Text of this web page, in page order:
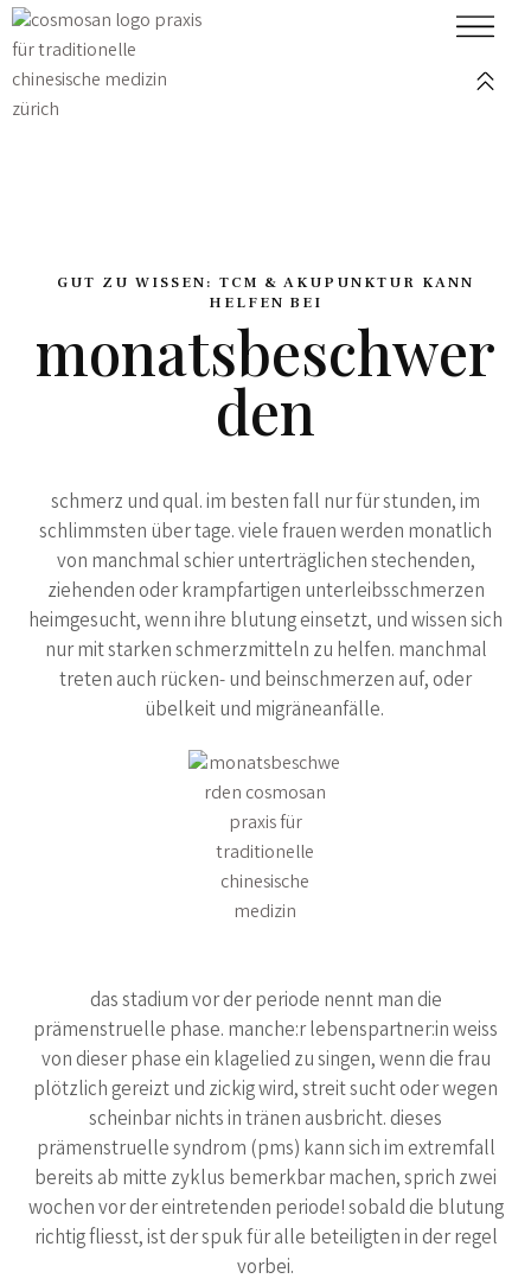
GUT ZU WISSEN: TCM & AKUPUNKTUR KANN
HELFEN BEI
monatsbeschwer
den
schmerz und qual. im besten fall nur für stunden, im
schlimmsten über tage. viele frauen werden monatlich
von manchmal schier unterträglichen stechenden,
ziehenden oder krampfartigen unterleibsschmerzen
heimgesucht, wenn ihre blutung einsetzt, und wissen sich
nur mit starken schmerzmitteln zu helfen. manchmal
treten auch rücken- und beinschmerzen auf, oder
übelkeit und migräneanfälle.
das stadium vor der periode nennt man die
prämenstruelle phase. manche:r lebenspartner:in weiss
von dieser phase ein klagelied zu singen, wenn die frau
plötzlich gereizt und zickig wird, streit sucht oder wegen
scheinbar nichts in tränen ausbricht. dieses
prämenstruelle syndrom (pms) kann sich im extremfall
bereits ab mitte zyklus bemerkbar machen, sprich zwei
wochen vor der eintretenden periode! sobald die blutung
richtig fliesst, ist der spuk für alle beteiligten in der regel
vorbei.